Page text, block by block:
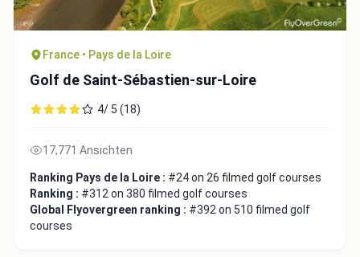
France • Pays de la Loire
Golf de Saint-Sébastien-sur-Loire
4/ 5 (18)
17,771 Ansichten
Ranking Pays de la Loire : #24 on 26 filmed golf courses
Ranking : #312 on 380 filmed golf courses
Global Flyovergreen ranking : #392 on 510 filmed golf
courses